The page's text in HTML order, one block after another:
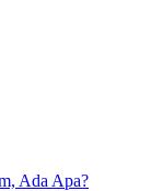
Ada Apa?